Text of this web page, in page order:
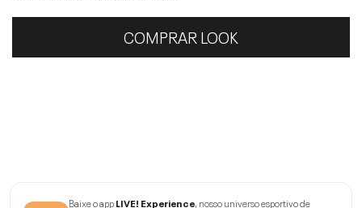
COMPRAR LOOK
Baixe o appLIVE! Experience, nosso universo esportivo de